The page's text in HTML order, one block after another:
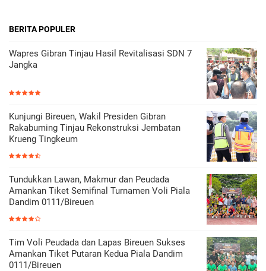
BERITA POPULER
Wapres Gibran Tinjau Hasil Revitalisasi SDN 7
Jangka
Kunjungi Bireuen, Wakil Presiden Gibran
Rakabuming Tinjau Rekonstruksi Jembatan
Krueng Tingkeum
Tundukkan Lawan, Makmur dan Peudada
Amankan Tiket Semifinal Turnamen Voli Piala
Dandim 0111/Bireuen
Tim Voli Peudada dan Lapas Bireuen Sukses
Amankan Tiket Putaran Kedua Piala Dandim
0111/Bireuen